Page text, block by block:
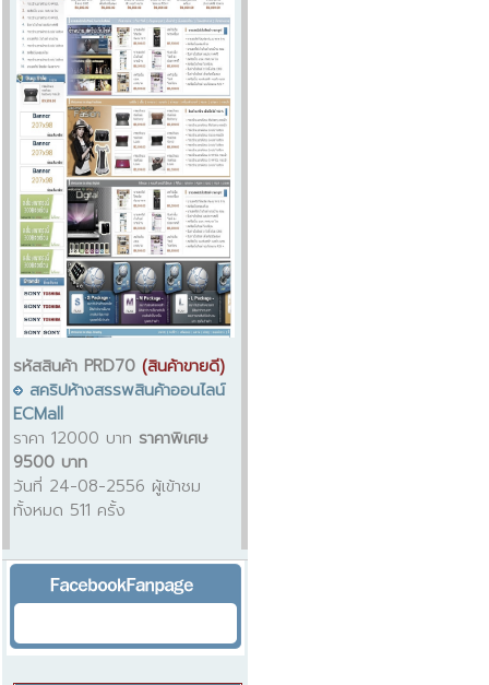
รหัสสินค้า PRD70 (สินค้าขายดี)
สคริปห้างสรรพสินค้าออนไลน์
ECMall
ราคา 12000 บาท ราคาพิเศษ
9500 บาท
วันที่ 24-08-2556 ผู้เข้าชม
ทั้งหมด 511 ครั้ง